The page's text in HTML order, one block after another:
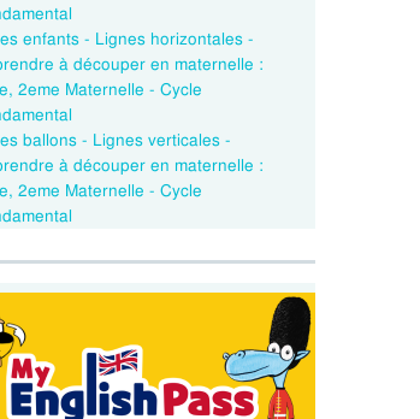
enfants - Lignes horizontales -
à découper en maternelle :
2eme Maternelle - Cycle
ballons - Lignes verticales -
à découper en maternelle :
2eme Maternelle - Cycle